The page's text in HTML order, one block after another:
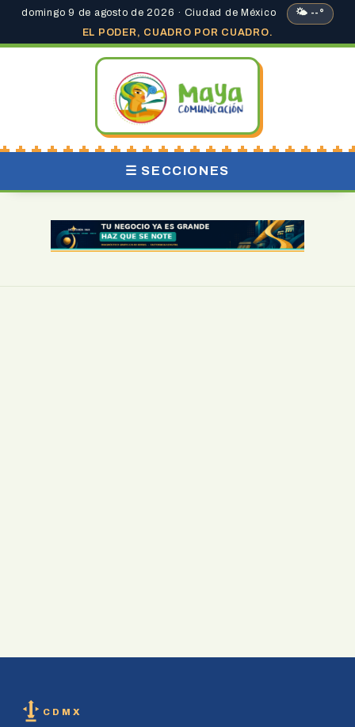
domingo 9 de agosto de 2026 · Ciudad de México
🌤 --°
EL PODER, CUADRO POR CUADRO.
☰ SECCIONES
CDMX